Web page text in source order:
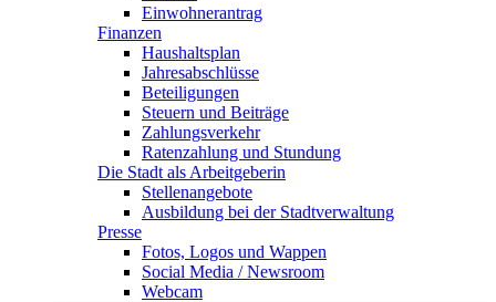
Einwohnerantrag
Finanzen
Haushaltsplan
Jahresabschlüsse
Beteiligungen
Steuern und Beiträge
Zahlungsverkehr
Ratenzahlung und Stundung
Die Stadt als Arbeitgeberin
Stellenangebote
Ausbildung bei der Stadtverwaltung
Presse
Fotos, Logos und Wappen
Social Media / Newsroom
Webcam